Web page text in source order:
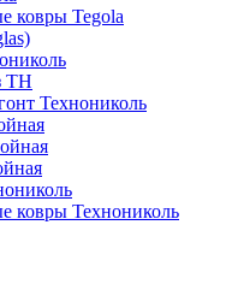
ковры Tegola
ТН
Технониколь
ковры Технониколь